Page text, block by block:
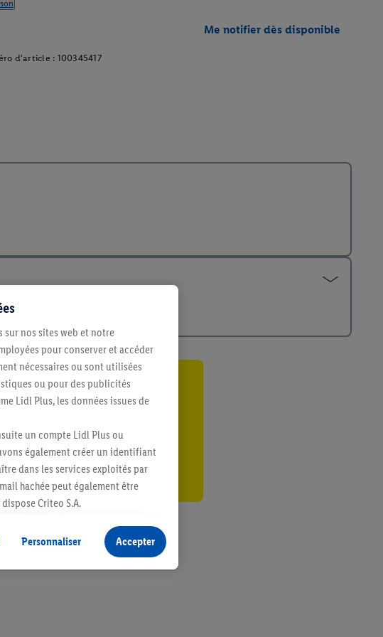
Me notifier dès disponible
d'article : 100345417
courant
la newsletter
sur nos sites web et notre
pour conserver et accéder
nécessaires ou sont utilisées
ou pour des publicités
Lidl Plus, les données issues de
un compte Lidl Plus ou
également créer un identifiant
dans les services exploités par
hachée peut également être
Criteo S.A.
webshop mais sans procéder à
de Lidl si plusieurs terminaux ou
hachée et, le cas échéant, d’autres
Personnaliser Accepter